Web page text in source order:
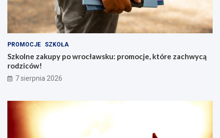
PROMOCJE SZKOŁA
Szkolne zakupy po wrocławsku: promocje, które zachwycą
rodziców!
7 sierpnia 2026